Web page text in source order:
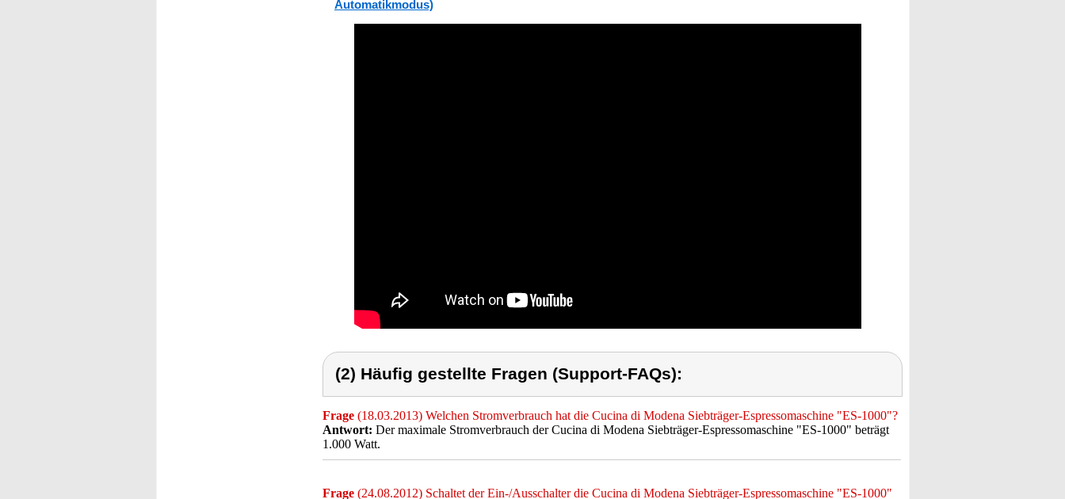
Automatikmodus)
(2) Häufig gestellte Fragen (Support-FAQs):
Frage (18.03.2013) Welchen Stromverbrauch hat die Cucina di Modena Siebträger-Espressomaschine "ES-1000"?
Antwort: Der maximale Stromverbrauch der Cucina di Modena Siebträger-Espressomaschine "ES-1000" beträgt
1.000 Watt.
Frage (24.08.2012) Schaltet der Ein-/Ausschalter die Cucina di Modena Siebträger-Espressomaschine "ES-1000"